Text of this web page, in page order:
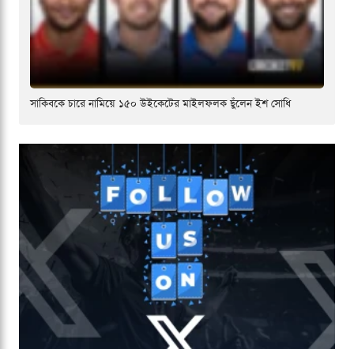
সাকিবকে চারে নামিয়ে ১৫০ উইকেটের মাইলফলক ছুঁলেন ইশ সোধি